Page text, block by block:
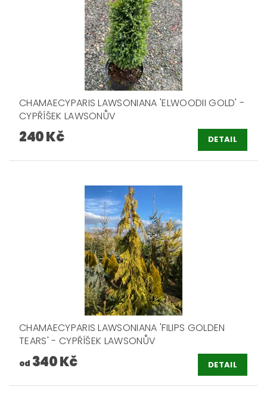
CHAMAECYPARIS LAWSONIANA 'ELWOODII GOLD' -
CYPŘÍŠEK LAWSONŮV
240 Kč DETAIL
CHAMAECYPARIS LAWSONIANA 'FILIPS GOLDEN
TEARS' - CYPŘÍŠEK LAWSONŮV
od 340 Kč DETAIL